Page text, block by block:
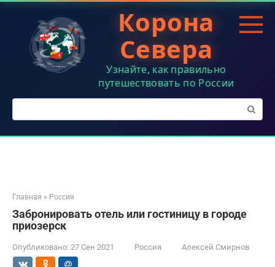
Перейти
контенту
Корона
Севера
Узнайте, как правильно
путешествовать по России
Поиск:
Главная » Россия
Забронировать отель или гостиницу в городе
приозерск
Опубликовано: 27 Сен 2021 Россия Алексей Смирнов